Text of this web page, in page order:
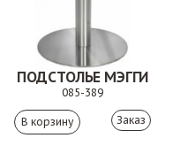
ПОДСТОЛЬЕ МЭГГИ
085-389
Заказ